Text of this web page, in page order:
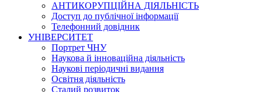
АНТИКОРУПЦІЙНА ДІЯЛЬНІСТЬ
Доступ до публічної інформації
Телефонний довідник
УНІВЕРСИТЕТ
Портрет ЧНУ
Наукова й інноваційна діяльність
Наукові періодичні видання
Освітня діяльність
Сталий розвиток